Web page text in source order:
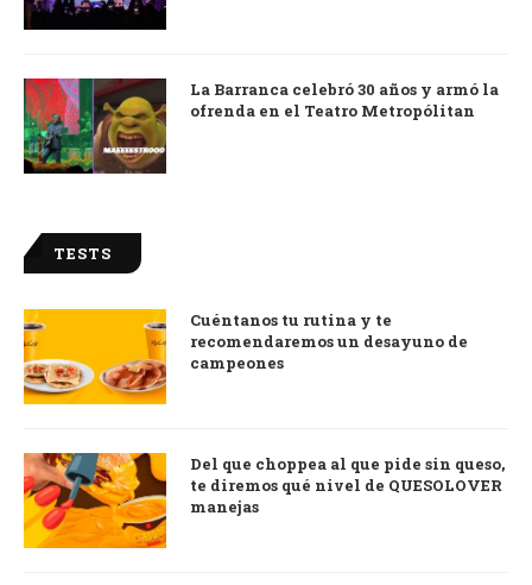
La Barranca celebró 30 años y armó la
ofrenda en el Teatro Metropólitan
TESTS
Cuéntanos tu rutina y te
recomendaremos un desayuno de
campeones
Del que choppea al que pide sin queso,
te diremos qué nivel de QUESOLOVER
manejas